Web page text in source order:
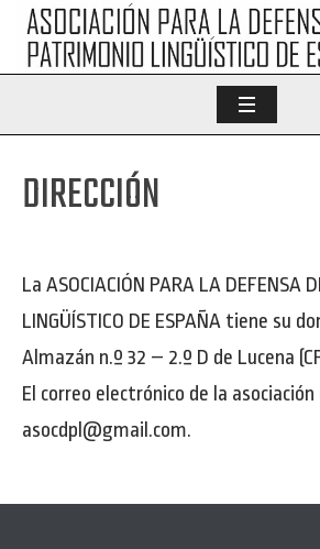
DIRECCIÓN
La ASOCIACIÓN PARA LA DEFENSA
LINGÜÍSTICO DE ESPAÑA tiene su
Almazán n.º 32 – 2.º D de Lucena
El correo electrónico de la asociación
asocdpl@gmail.com.